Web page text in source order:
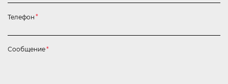
Телефон *
Сообщение*